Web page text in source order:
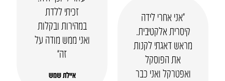
זכיתי ללדת
במהירות ובקלות
ואני ממש מודה על
זה”
איילת שמש
“אני אחרי לידה
קיסרית אלקטיבית.
מראש דאגתי לקנות
את הפוסקל
ואפטרקל ואני כבר